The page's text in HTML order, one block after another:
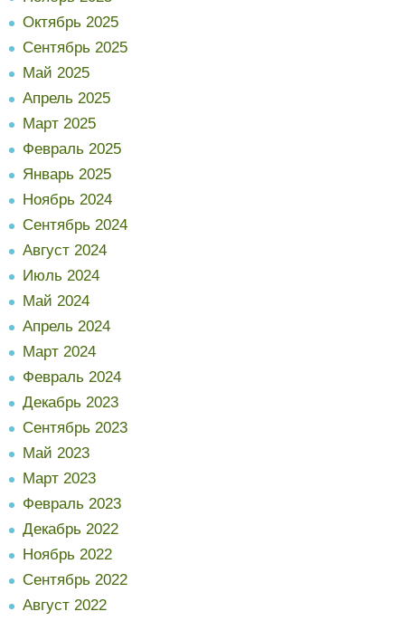
Октябрь 2025
Сентябрь 2025
Май 2025
Апрель 2025
Март 2025
Февраль 2025
Январь 2025
Ноябрь 2024
Сентябрь 2024
Август 2024
Июль 2024
Май 2024
Апрель 2024
Март 2024
Февраль 2024
Декабрь 2023
Сентябрь 2023
Май 2023
Март 2023
Февраль 2023
Декабрь 2022
Ноябрь 2022
Сентябрь 2022
Август 2022